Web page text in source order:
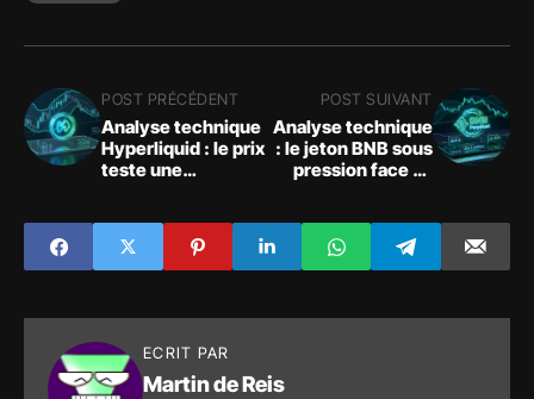
POST PRÉCÉDENT
Analyse technique
Hyperliquid : le prix
teste une
POST SUIVANT
Analyse technique
: le jeton BNB sous
pression face au
ECRIT PAR
Martin de Reis